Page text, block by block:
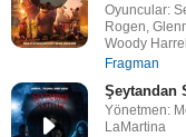
Oyuncular:
Rogen,
Woody
Fragman
Şeytandan
Yönetmen:
LaMartina